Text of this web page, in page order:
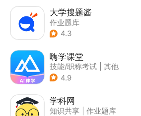
大学搜题酱
作业题库
4.3
嗨学课堂
技能/职称考试
其他
4.9
学科网
知识共享
作业题库